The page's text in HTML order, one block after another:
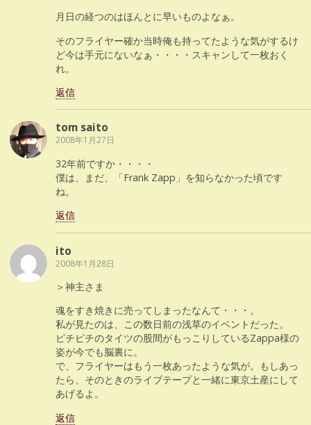
月日の経つのはほんとに早いものよなぁ。
そのフライヤー確か当時俺も持ってたような気がするけ
ど今は手元にないなぁ・・・・スキャンして一枚おく
れ。
返信
tom saito
2008年1月27日
32年前ですか・・・・
僕は、まだ、「Frank Zapp」を知らなかった頃です
ね。
返信
ito
2008年1月28日
＞神主さま
魂をすき焼きに売ってしまったなんて・・・。
私が見たのは、この数日前の浅草のイベントだった。
ピチピチのタイツの股間がもっこりしているZappa様の
姿が今でも脳裏に。
で、フライヤーはもう一枚あったような気が。もしあっ
たら、そのときのライブテープと一緒に東京土産にして
あげるよ。
返信